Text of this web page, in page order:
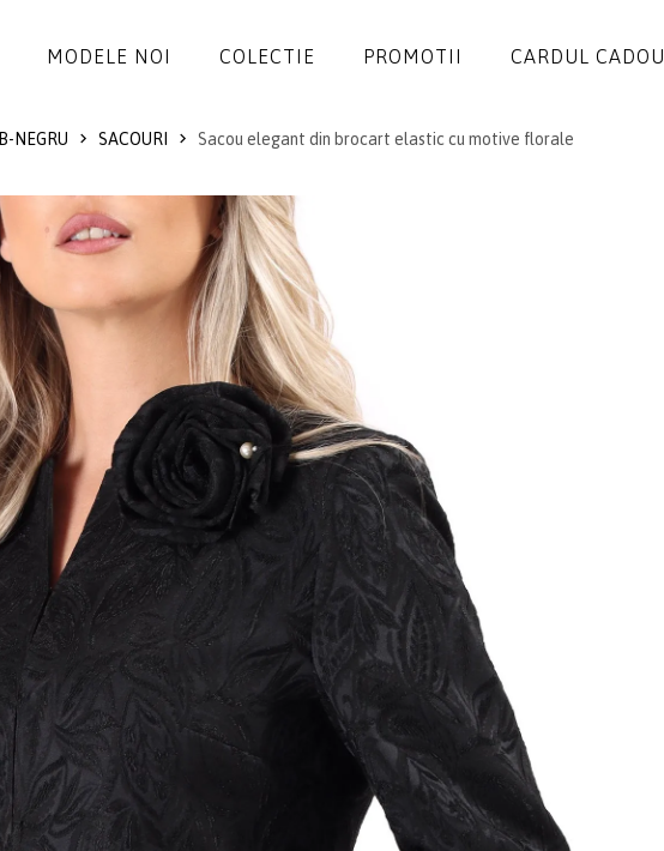
MODELE NOI COLECTIE
JACHETE
PANTALONI
BLUZE
ACCESORII
PROMOTII CARDUL CADOU
NEGRU SACOURI Sacou elegant din brocart elastic cu motive florale